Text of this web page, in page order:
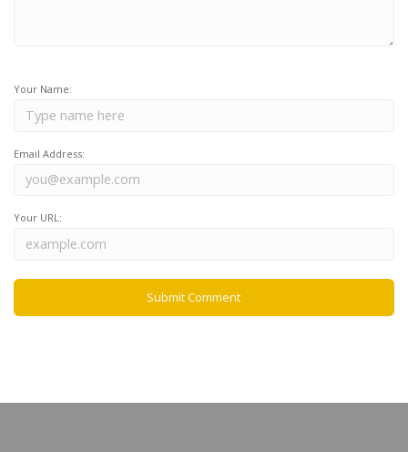
Your Name:
Email Address:
Your URL: